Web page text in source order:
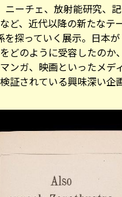
ニーチェ、放射能研究、
ど、近代以降の新たなテ
を探っていく展示。日本
どのように受容したのか
ンガ、映画といったメデ
証されている興味深い企